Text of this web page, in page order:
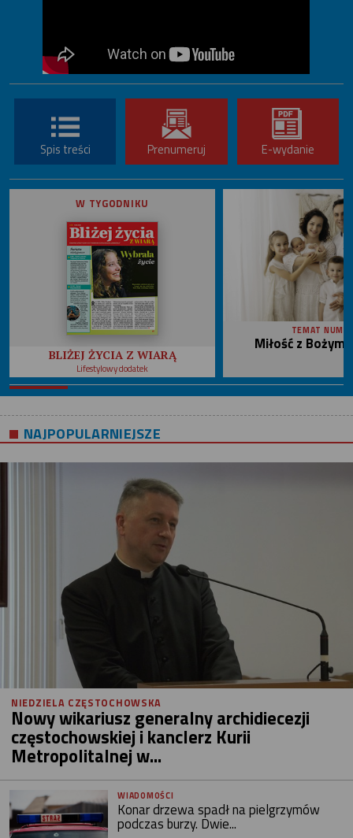
Spis treści Prenumeruj E-wydanie
W TYGODNIKU
BLIŻEJ ŻYCIA Z WIARĄ
Lifestylowy dodatek
TEMAT
Miłość z
NAJPOPULARNIEJSZE
NIEDZIELA CZĘSTOCHOWSKA
Nowy wikariusz generalny archidiecezji
częstochowskiej i kanclerz Kurii
Metropolitalnej w...
WIADOMOŚCI
Konar drzewa spadł na pielgrzymów
podczas burzy. Dwie...